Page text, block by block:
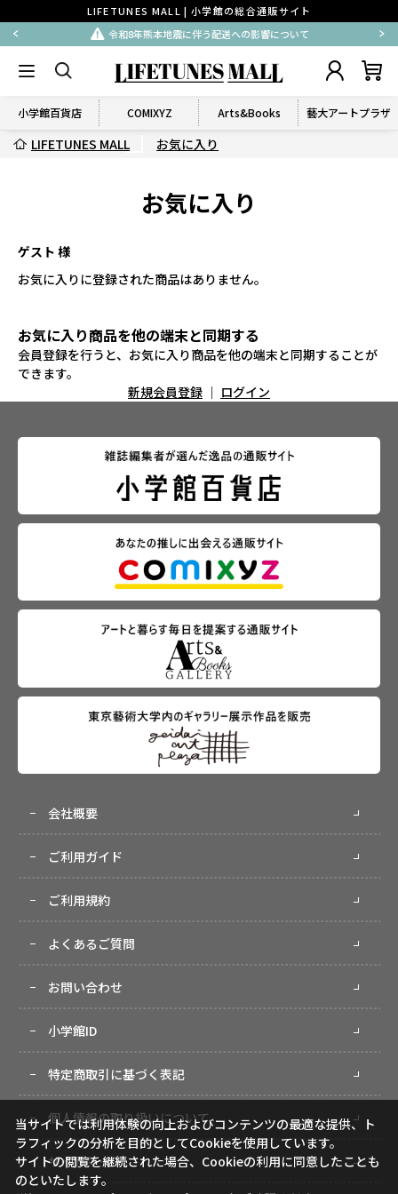
LIFETUNES MALL | 小学館の総合通販サイト
令和8年熊本地震に伴う配送への影響について
小学館百貨店 COMIXYZ Arts&Books 藝大アートプラザ
LIFETUNES MALL お気に入り
お気に入り
ゲスト 様
お気に入りに登録された商品はありません。
お気に入り商品を他の端末と同期する
会員登録を行うと、お気に入り商品を他の端末と同期することが
できます。
新規会員登録 ｜ ログイン
会社概要
ご利用ガイド
ご利用規約
よくあるご質問
お問い合わせ
小学館ID
特定商取引に基づく表記
個人情報の取り扱いについて
サイトマップ
当サイトでは利用体験の向上およびコンテンツの最適な提供、ト
ラフィックの分析を目的としてCookieを使用しています。
サイトの閲覧を継続された場合、Cookieの利用に同意したことも
のといたします。